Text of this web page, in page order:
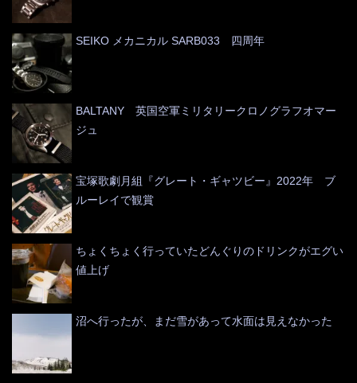
SEIKO メカニカル SARB033 四周年
BALTANY 英国空軍ミリタリークロノグラフオマー
ジュ
宝塚歌劇月組『グレート・ギャツビー』2022年 ブ
ルーレイで観賞
ちょくちょく行っていたどんぐりのドリンクがエグい
値上げ
沼へ行ったが、まだ雪があって水面は見えなかった